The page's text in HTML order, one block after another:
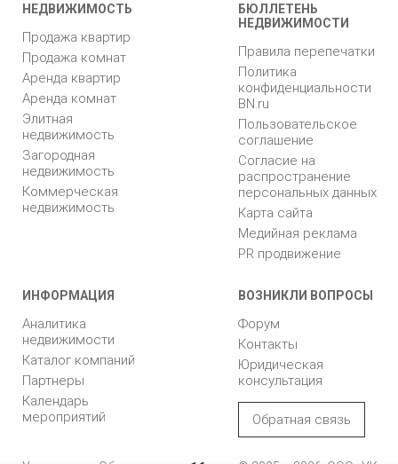
НЕДВИЖИМОСТЬ
Продажа квартир
Продажа комнат
Аренда квартир
Аренда комнат
Элитная
недвижимость
Загородная
недвижимость
Коммерческая
недвижимость
БЮЛЛЕТЕНЬ
НЕДВИЖИМОСТИ
Правила перепечатки
Политика
конфиденциальности
BN.ru
Пользовательское
соглашение
Согласие на
распространение
персональных данных
Карта сайта
Медийная реклама
PR продвижение
ИНФОРМАЦИЯ
Аналитика
недвижимости
Каталог компаний
Партнеры
Календарь
мероприятий
ВОЗНИКЛИ ВОПРОСЫ
Форум
Контакты
Юридическая
консультация
Обратная связь